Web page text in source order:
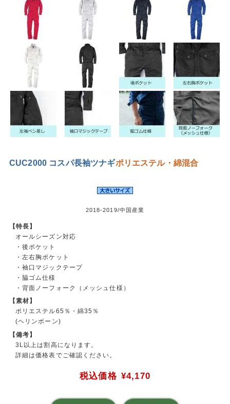
CUC2000 コスパ長袖ツナギポリエステル・綿混合
2018-2019/中国産業
【特長】
オールシーズン対応
・後ポケット
・左右胸ポケット
・袖口マジックテープ
・脇ゴム仕様
・背面ノーフォーク（メッシュ仕様）
【素材】
ポリエステル65％・綿35％
(ヘリンボーン)
【備考】
3L以上は割高になります。
詳細は価格表でご確認ください。
税込価格 ¥4,170